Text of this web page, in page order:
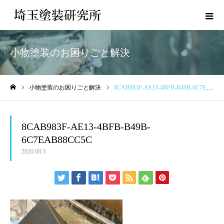
小物塗装のお困りごと解決
小物塗装のお困りごと解決 8CAB983F-AE13-4BFB-B49B-6C7EAB88CC5C
8CAB983F-AE13-4BFB-B49B-
6C7EAB88CC5C
2020.08.3